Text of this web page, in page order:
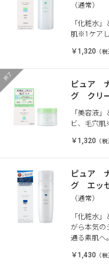
（通常）
「化粧水
肌※1ケア
￥1,320 （税
ピュア
グ クリー
「美容液
ビ、毛穴
￥1,320 （税
ピュア
グ エッセ
（通常）
「化粧水
がら本気の
通る素肌
￥1,430 （税